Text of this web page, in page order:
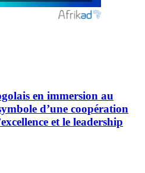
en immersion au
d’une coopération
et le leadership